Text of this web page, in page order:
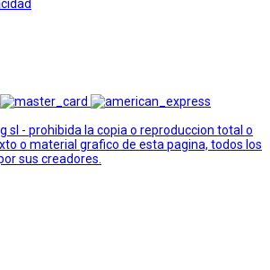
sl - prohibida la copia o reproduccion total o
o material grafico de esta pagina, todos los
sus creadores.